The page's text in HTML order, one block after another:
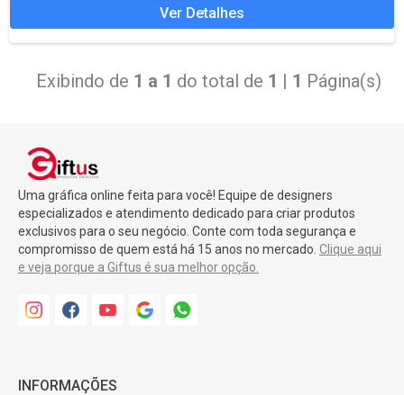
Ver Detalhes
Exibindo de 1 a 1 do total de 1 | 1 Página(s)
Uma gráfica online feita para você! Equipe de designers
especializados e atendimento dedicado para criar produtos
exclusivos para o seu negócio. Conte com toda segurança e
compromisso de quem está há 15 anos no mercado. Clique aqui
e veja porque a Giftus é sua melhor opção.
INFORMAÇÕES